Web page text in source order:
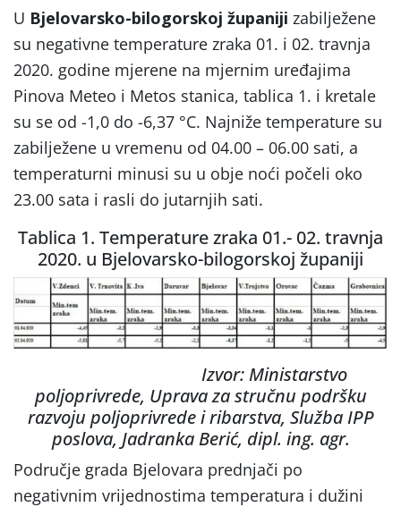
U Bjelovarsko-bilogorskoj županiji zabilježene
su negativne temperature zraka 01. i 02. travnja
2020. godine mjerene na mjernim uređajima
Pinova Meteo i Metos stanica, tablica 1. i kretale
su se od -1,0 do -6,37 °C. Najniže temperature su
zabilježene u vremenu od 04.00 – 06.00 sati, a
temperaturni minusi su u obje noći počeli oko
23.00 sata i rasli do jutarnjih sati.
Tablica 1. Temperature zraka 01.- 02. travnja
2020. u Bjelovarsko-bilogorskoj županiji
Izvor: Ministarstvo
poljoprivrede, Uprava za stručnu podršku
razvoju poljoprivrede i ribarstva, Služba IPP
poslova, Jadranka Berić, dipl. ing. agr.
Područje grada Bjelovara prednjači po
negativnim vrijednostima temperatura i dužini